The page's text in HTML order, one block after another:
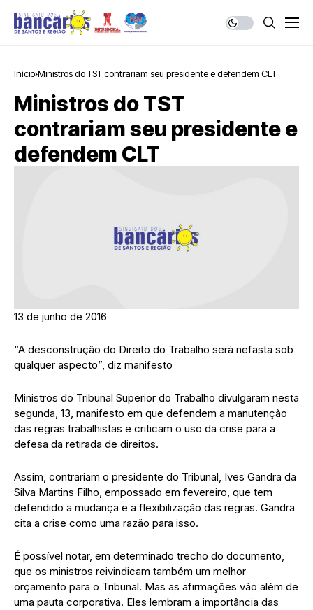
Início Ministros do TST contrariam seu presidente e defendem CLT
Ministros do TST
contrariam seu presidente e
defendem CLT
13 de junho de 2016
“A desconstrução do Direito do Trabalho será nefasta sob
qualquer aspecto”, diz manifesto
Ministros do Tribunal Superior do Trabalho divulgaram nesta
segunda, 13, manifesto em que defendem a manutenção
das regras trabalhistas e criticam o uso da crise para a
defesa da retirada de direitos.
Assim, contrariam o presidente do Tribunal, Ives Gandra da
Silva Martins Filho, empossado em fevereiro, que tem
defendido a mudança e a flexibilização das regras. Gandra
cita a crise como uma razão para isso.
É possível notar, em determinado trecho do documento,
que os ministros reivindicam também um melhor
orçamento para o Tribunal. Mas as afirmações vão além de
uma pauta corporativa. Eles lembram a importância das